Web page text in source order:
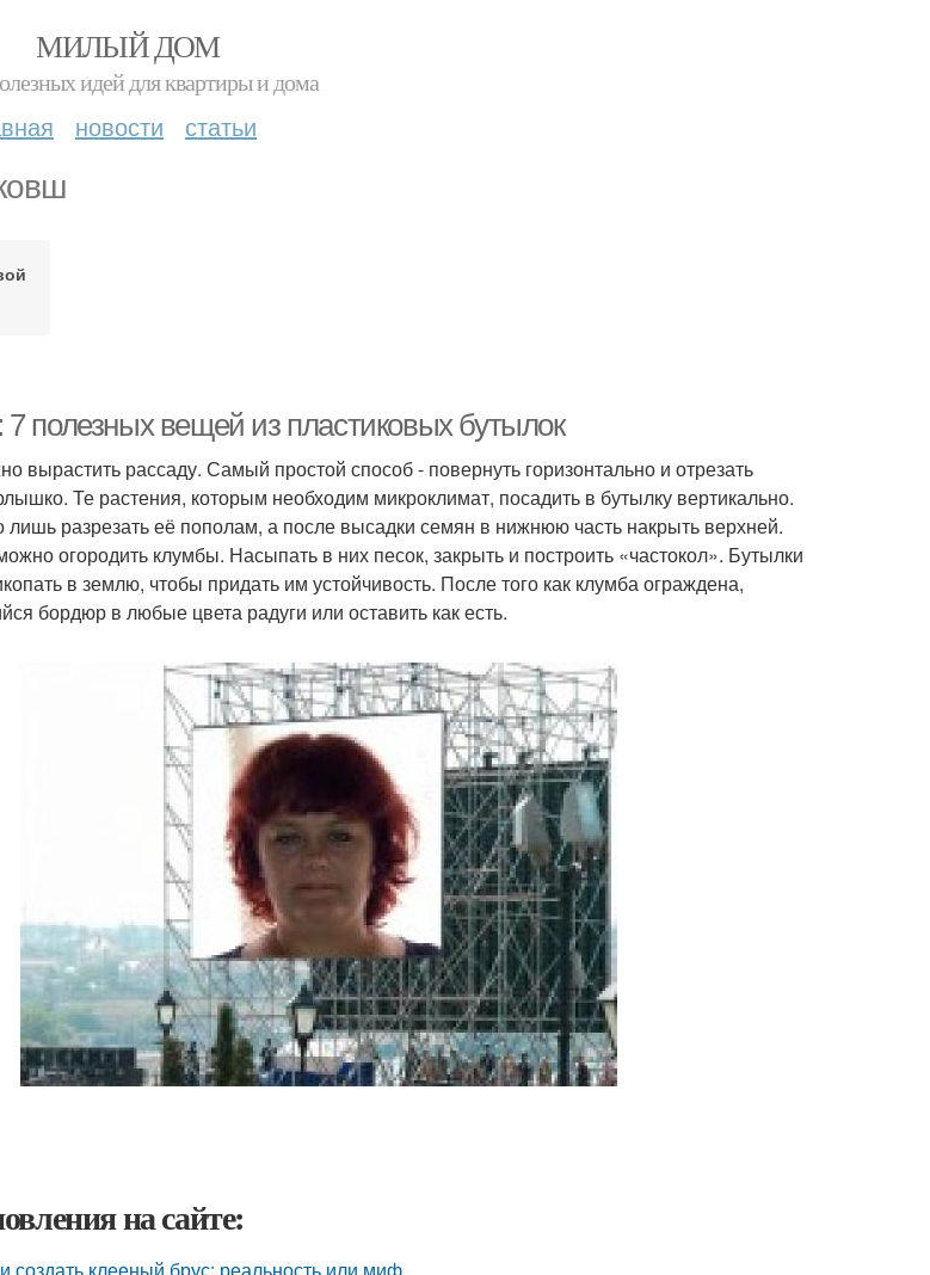
МИЛЫЙ ДОМ
идей для квартиры и дома
новости статьи
7 полезных вещей из пластиковых бутылок
вырастить рассаду. Самый простой способ - повернуть горизонтально и отрезать
Те растения, которым необходим микроклимат, посадить в бутылку вертикально.
лишь разрезать её пополам, а после высадки семян в нижнюю часть накрыть верхней.
огородить клумбы. Насыпать в них песок, закрыть и построить «частокол». Бутылки
в землю, чтобы придать им устойчивость. После того как клумба ограждена,
бордюр в любые цвета радуги или оставить как есть.
на сайте: